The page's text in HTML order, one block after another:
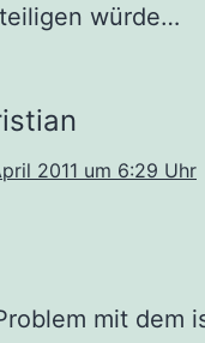
würde…
2011 um 6:29 Uhr
mit dem